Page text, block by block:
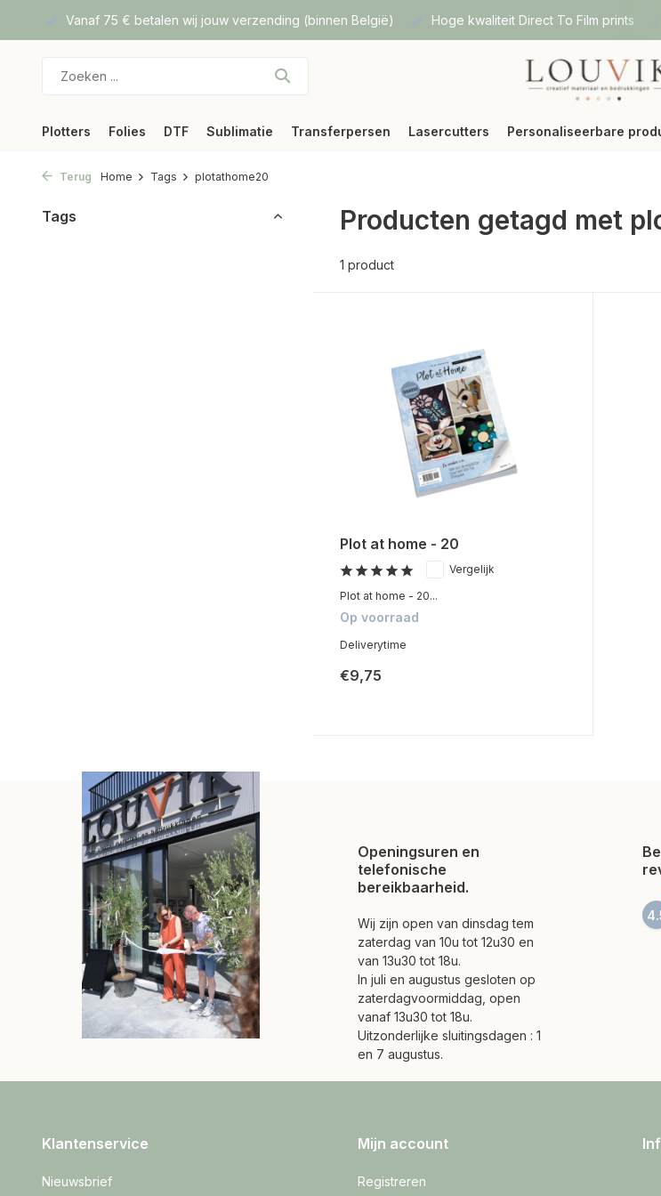
Vanaf 75 € betalen wij jouw verzending (binnen België) Hoge kwaliteit Direct To Film prints
Plotters Folies DTF Sublimatie Transferpersen Lasercutters Personaliseerbare
Terug Home Tags plotathome20
Tags Producten getagd met
1 product
Plot at home - 20
Vergelijk
Plot at home - 20...
Op voorraad
Deliverytime
€9,75
Openingsuren en
telefonische
bereikbaarheid.
Wij zijn open van dinsdag tem
zaterdag van 10u tot 12u30 en
van 13u30 tot 18u.
In juli en augustus gesloten op
zaterdagvoormiddag, open
vanaf 13u30 tot 18u.
Uitzonderlijke sluitingsdagen : 1
en 7 augustus.
Klantenservice
Nieuwsbrief
Mijn account
Registreren